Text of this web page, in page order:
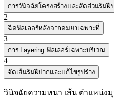
การวินิจฉัยโครงสร้างและสัดส่วนริมฝี
2
ฉีดฟิลเลอร์หลังจากดมยาเฉพาะที่
3
การ Layering ฟิลเลอร์เฉพาะบริเวณ
4
จัดเส้นริมฝีปากและแก้ไขรูปร่าง
วินิจฉัยความหนา เส้น ตำแหน่ง